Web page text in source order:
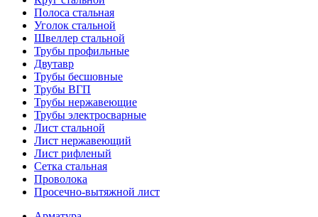
Полоса стальная
Уголок стальной
Швеллер стальной
Трубы профильные
Двутавр
Трубы бесшовные
Трубы ВГП
Трубы нержавеющие
Трубы электросварные
Лист стальной
Лист нержавеющий
Лист рифленый
Сетка стальная
Проволока
Просечно-вытяжной лист